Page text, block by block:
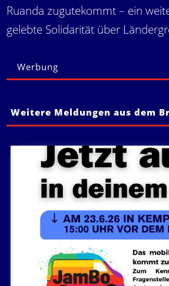
Ruanda zugutekommt – ein
gelebte Solidarität über
Werbung
Weitere Meldungen aus dem